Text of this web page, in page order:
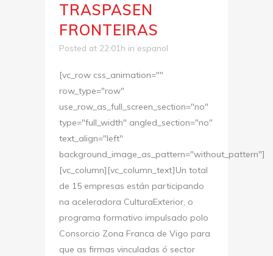
TRASPASEN
FRONTEIRAS
Posted at 22:01h in espanol
[vc_row css_animation=""
row_type="row"
use_row_as_full_screen_section="no"
type="full_width" angled_section="no"
text_align="left"
background_image_as_pattern="without_pattern"]
[vc_column][vc_column_text]Un total
de 15 empresas están participando
na aceleradora CulturaExterior, o
programa formativo impulsado polo
Consorcio Zona Franca de Vigo para
que as firmas vinculadas ó sector